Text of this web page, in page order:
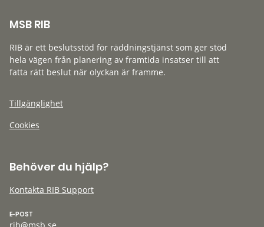
MSB RIB
RIB är ett beslutsstöd för räddningstjänst som ger stöd
hela vägen från planering av framtida insatser till att
fatta rätt beslut när olyckan är framme.
Tillgänglighet
Cookies
Behöver du hjälp?
Kontakta RIB Support
E-POST